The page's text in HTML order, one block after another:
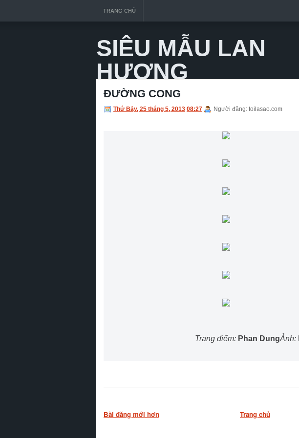
TRANG CHỦ
SIÊU MẪU LAN
HƯƠNG
ĐƯỜNG CONG
Thứ Bảy, 25 tháng 5, 2013 08:27 Người đăng: toilasao.com
Trang điểm: Phan DungẢnh:
Bài đăng mới hơn Trang chủ